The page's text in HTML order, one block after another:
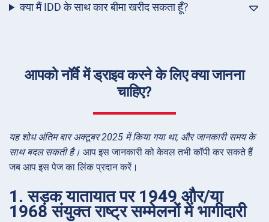
क्या मैं IDD के साथ कार बीमा खरीद सकता हूँ?
आपको नॉर्वे में ड्राइव करने के लिए क्या जानना
चाहिए?
यह शोध अंतिम बार अक्टूबर 2025 में किया गया था, और जानकारी समय के
साथ बदल सकती है। आप इस जानकारी को केवल तभी कॉपी कर सकते हैं
जब आप इस पेज का लिंक प्रदान करें।
1. सड़क यातायात पर 1949 और/या
1968 संयुक्त राष्ट्र सम्मेलनों में भागीदारी